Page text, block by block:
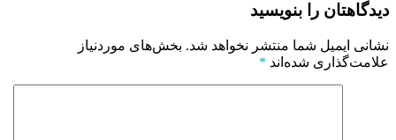
دیدگاهتان را بنویسید
نشانی ایمیل شما منتشر نخواهد شد. بخش‌های موردنیاز
علامت‌گذاری شده‌اند *